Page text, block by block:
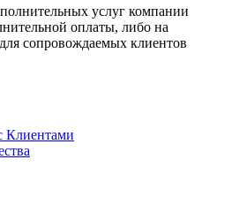
услуг компании
оплаты, либо на
сопровождаемых клиентов
Клиентами